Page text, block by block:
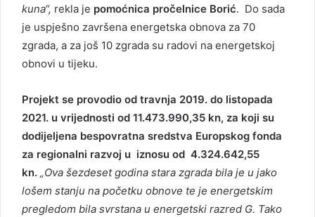
kuna“, rekla je pomoćnica pročelnice Borić. Do sada
je uspješno završena energetska obnova za 70
zgrada, a za još 10 zgrada su radovi na energetskoj
obnovi u tijeku.
Projekt se provodio od travnja 2019. do listopada
2021. u vrijednosti od 11.473.990,35 kn, za koji su
dodijeljena bespovratna sredstva Europskog fonda
za regionalni razvoj u iznosu od 4.324.642,55
kn. „Ova šezdeset godina stara zgrada bila je u jako
lošem stanju na početku obnove te je energetskim
pregledom bila svrstana u energetski razred G. Tako